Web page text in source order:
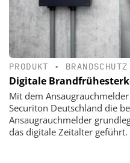
PRODUKT • BRANDSCHUTZ
Digitale
Mit dem
Securiton Deutschland die
Ansaugrauchmelder
das digitale Zeitalter geführt.